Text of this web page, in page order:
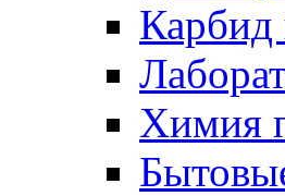
Карбид
Химия